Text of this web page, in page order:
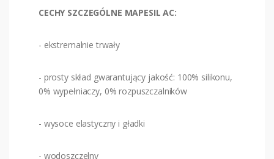
CECHY SZCZEGÓLNE MAPESIL AC:
- ekstremalnie trwały
- prosty skład gwarantujący jakość: 100% silikonu,
0% wypełniaczy, 0% rozpuszczalników
- wysoce elastyczny i gładki
- wodoszczelny